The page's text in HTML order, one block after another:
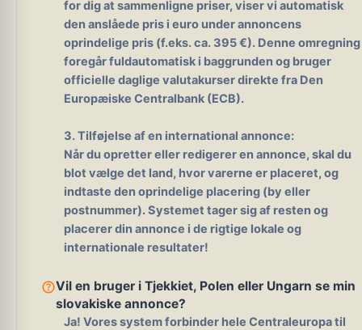
for dig at sammenligne priser, viser vi automatisk
den anslåede pris i euro under annoncens
oprindelige pris (f.eks. ca. 395 €). Denne omregning
foregår fuldautomatisk i baggrunden og bruger
officielle daglige valutakurser direkte fra Den
Europæiske Centralbank (ECB).
3. Tilføjelse af en international annonce:
Når du opretter eller redigerer en annonce, skal du
blot vælge det land, hvor varerne er placeret, og
indtaste den oprindelige placering (by eller
postnummer). Systemet tager sig af resten og
placerer din annonce i de rigtige lokale og
internationale resultater!
help_outlineVil en bruger i Tjekkiet, Polen eller Ungarn se min
slovakiske annonce?
Ja! Vores system forbinder hele Centraleuropa til